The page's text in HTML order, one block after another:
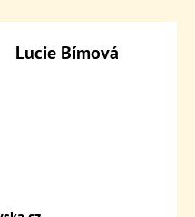
Lucie Bímová